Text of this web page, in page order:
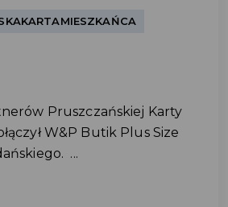
Pruszczańskiej Karty
W&P Butik Plus Size
...